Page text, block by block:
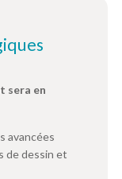
sera en
avancées
de dessin et